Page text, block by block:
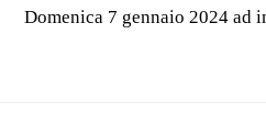
Domenica 7 gennaio 2024 ad